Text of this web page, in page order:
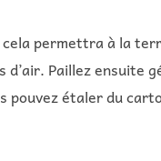
permettra à la
d’air. Paillez ensuite
pouvez étaler du